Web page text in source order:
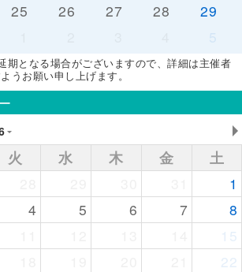
25 26 27 28
29
5
期となる場合がございますので、詳細は主催者
うお願い申し上げます。
火 水 木 金
土
1
4 5 6 7
8
15
22